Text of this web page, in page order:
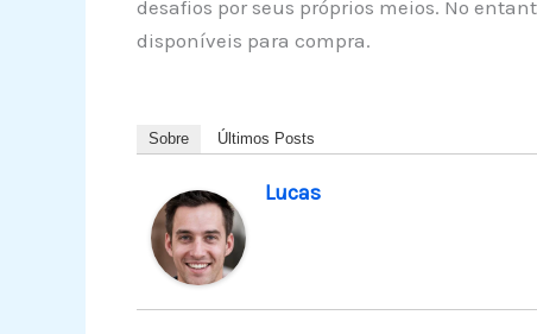
desafios por seus próprios meios. No
disponíveis para compra.
Sobre Últimos Posts
Lucas